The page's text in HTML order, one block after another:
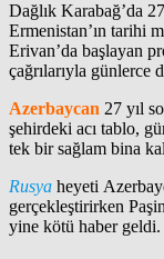
Dağlık Karabağ’da
Ermenistan’ın tarihi
Erivan’da başlayan
çağrılarıyla günlerce
Azerbaycan 27 yıl
şehirdeki acı tablo,
tek bir sağlam bina
Rusya heyeti
gerçekleştirirken
yine kötü haber geldi.